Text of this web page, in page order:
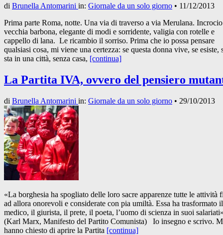
di Brunella Antomarini in: Giornale da un solo giorno • 11/12/2013
Prima parte Roma, notte. Una via di traverso a via Merulana.
vecchia barbona, elegante di modi e sorridente, valigia con rotelle e
cappello di lana. Le ricambio il sorriso. Prima che io possa pensare
qualsiasi cosa, mi viene una certezza: se questa donna vive, se esiste,
sta in una città, senza casa, [continua]
La Partita IVA, ovvero del pensiero
di Brunella Antomarini in: Giornale da un solo giorno • 29/10/2013
«La borghesia ha spogliato delle loro sacre apparenze tutte le attività
ad allora onorevoli e considerate con pia umiltà. Essa ha trasformato il
medico, il giurista, il prete, il poeta, l’uomo di scienza in suoi
(Karl Marx, Manifesto del Partito Comunista) Io insegno e scrivo.
hanno chiesto di aprire la Partita [continua]